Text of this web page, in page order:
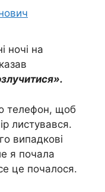
ночі на
телефон, щоб
листувався.
випадкові
я почала
це почалося.